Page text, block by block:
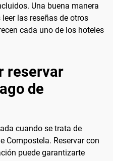
Una buena manera
las reseñas de otros
cada uno de los hoteles
reservar
de
cuando se trata de
Compostela. Reservar con
puede garantizarte